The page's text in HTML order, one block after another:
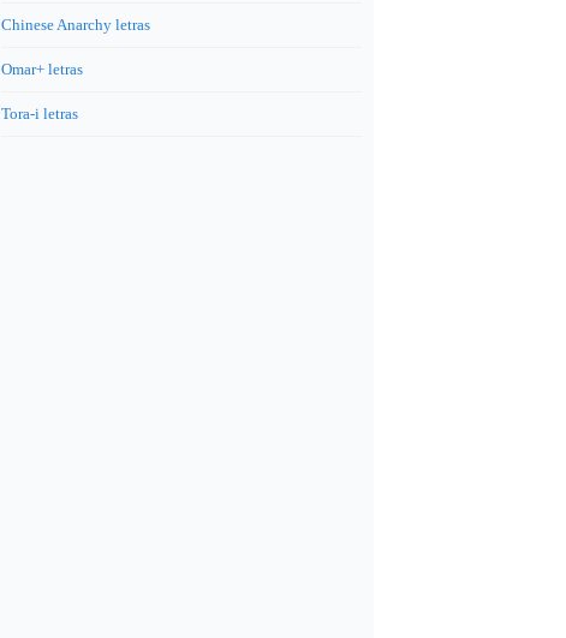
Chinese Anarchy letras
Omar+ letras
Tora-i letras